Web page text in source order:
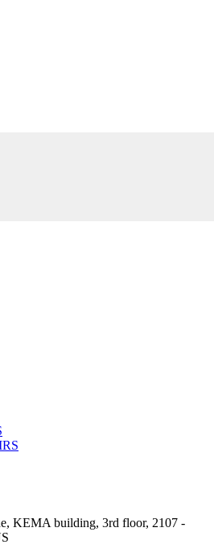
KEMA building, 3rd floor, 2107 -